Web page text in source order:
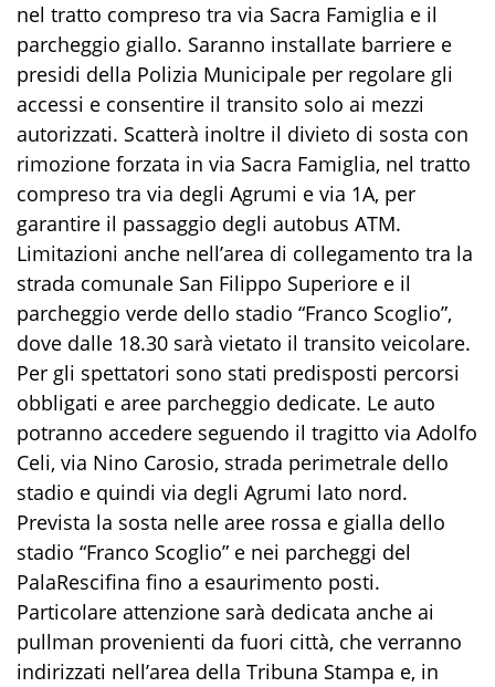
nel tratto compreso tra via Sacra Famiglia e il
parcheggio giallo. Saranno installate barriere e
presidi della Polizia Municipale per regolare gli
accessi e consentire il transito solo ai mezzi
autorizzati. Scatterà inoltre il divieto di sosta con
rimozione forzata in via Sacra Famiglia, nel tratto
compreso tra via degli Agrumi e via 1A, per
garantire il passaggio degli autobus ATM.
Limitazioni anche nell’area di collegamento tra la
strada comunale San Filippo Superiore e il
parcheggio verde dello stadio “Franco Scoglio”,
dove dalle 18.30 sarà vietato il transito veicolare.
Per gli spettatori sono stati predisposti percorsi
obbligati e aree parcheggio dedicate. Le auto
potranno accedere seguendo il tragitto via Adolfo
Celi, via Nino Carosio, strada perimetrale dello
stadio e quindi via degli Agrumi lato nord.
Prevista la sosta nelle aree rossa e gialla dello
stadio “Franco Scoglio” e nei parcheggi del
PalaRescifina fino a esaurimento posti.
Particolare attenzione sarà dedicata anche ai
pullman provenienti da fuori città, che verranno
indirizzati nell’area della Tribuna Stampa e, in